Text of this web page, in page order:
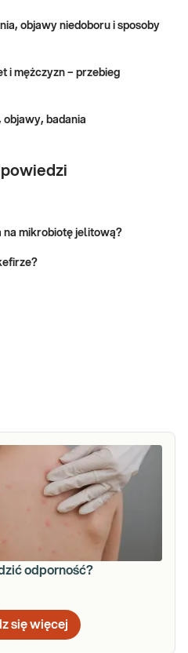
Wskazany: → do
podroż tropikalną → do oceny
objawy niedoboru i sposoby
i mężczyzn – przebieg
objawy, badania
na mikrobiotę jelitową?
odporność?
się więcej